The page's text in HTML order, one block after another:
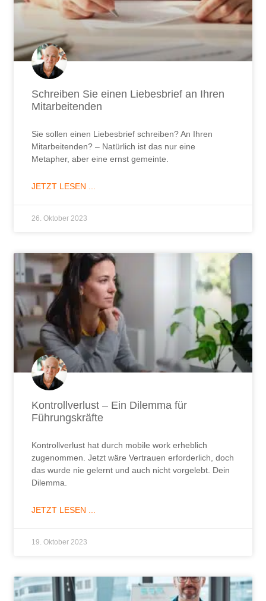
Schreiben Sie einen Liebesbrief an Ihren
Mitarbeitenden
Sie sollen einen Liebesbrief schreiben? An Ihren
Mitarbeitenden? – Natürlich ist das nur eine
Metapher, aber eine ernst gemeinte.
JETZT LESEN ...
26. Oktober 2023
Kontrollverlust – Ein Dilemma für
Führungskräfte
Kontrollverlust hat durch mobile work erheblich
zugenommen. Jetzt wäre Vertrauen erforderlich, doch
das wurde nie gelernt und auch nicht vorgelebt. Dein
Dilemma.
JETZT LESEN ...
19. Oktober 2023